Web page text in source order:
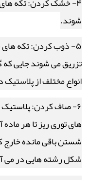
شوند.
۵- ذوب کردن: تکه
تزریق می شوند جایی
انواع مختلف از
۶- صاف کردن: پلاستیک
های توری ریز تا هر
شستن باقی مانده
شکل رشته هایی در می